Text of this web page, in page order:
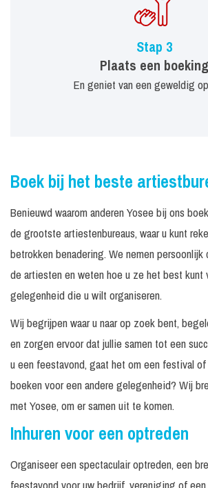
Stap 3
Plaats een boeking
En geniet van een geweldig
Boek bij het beste
Benieuwd waarom anderen Yosee bij ons
de grootste artiestenbureaus, waar u kunt
betrokken benadering. We nemen persoonlijk
de artiesten en weten hoe u ze het best kunt
gelegenheid die u wilt organiseren.
Wij begrijpen waar u naar op zoek bent,
en zorgen ervoor dat jullie samen tot een
u een feestavond, gaat het om een festival
boeken voor een andere gelegenheid? Wij
met Yosee, om er samen uit te komen.
Inhuren voor een optreden
Organiseer een spectaculair optreden, een